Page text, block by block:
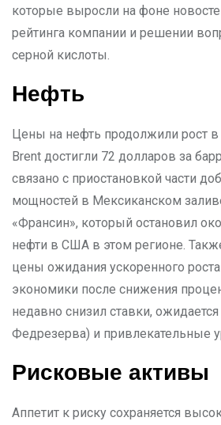
которые выросли на фоне
рейтинга компании и решении
серной кислоты.
Нефть
Цены на нефть продолжили рост в
Brent достигли 72 долларов за
связано с приостановкой части
мощностей в Мексиканском
«Франсин», который остановил
нефти в США в этом регионе.
цены ожидания ускоренного
экономики после снижения
недавно снизил ставки,
Федрезерва) и привлекательные
Рисковые активы
Аппетит к риску сохраняется